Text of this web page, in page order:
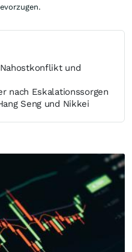
und
nach Eskalationssorgen
Seng und Nikkei